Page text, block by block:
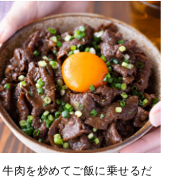
牛肉を炒めてご飯に乗せるだ